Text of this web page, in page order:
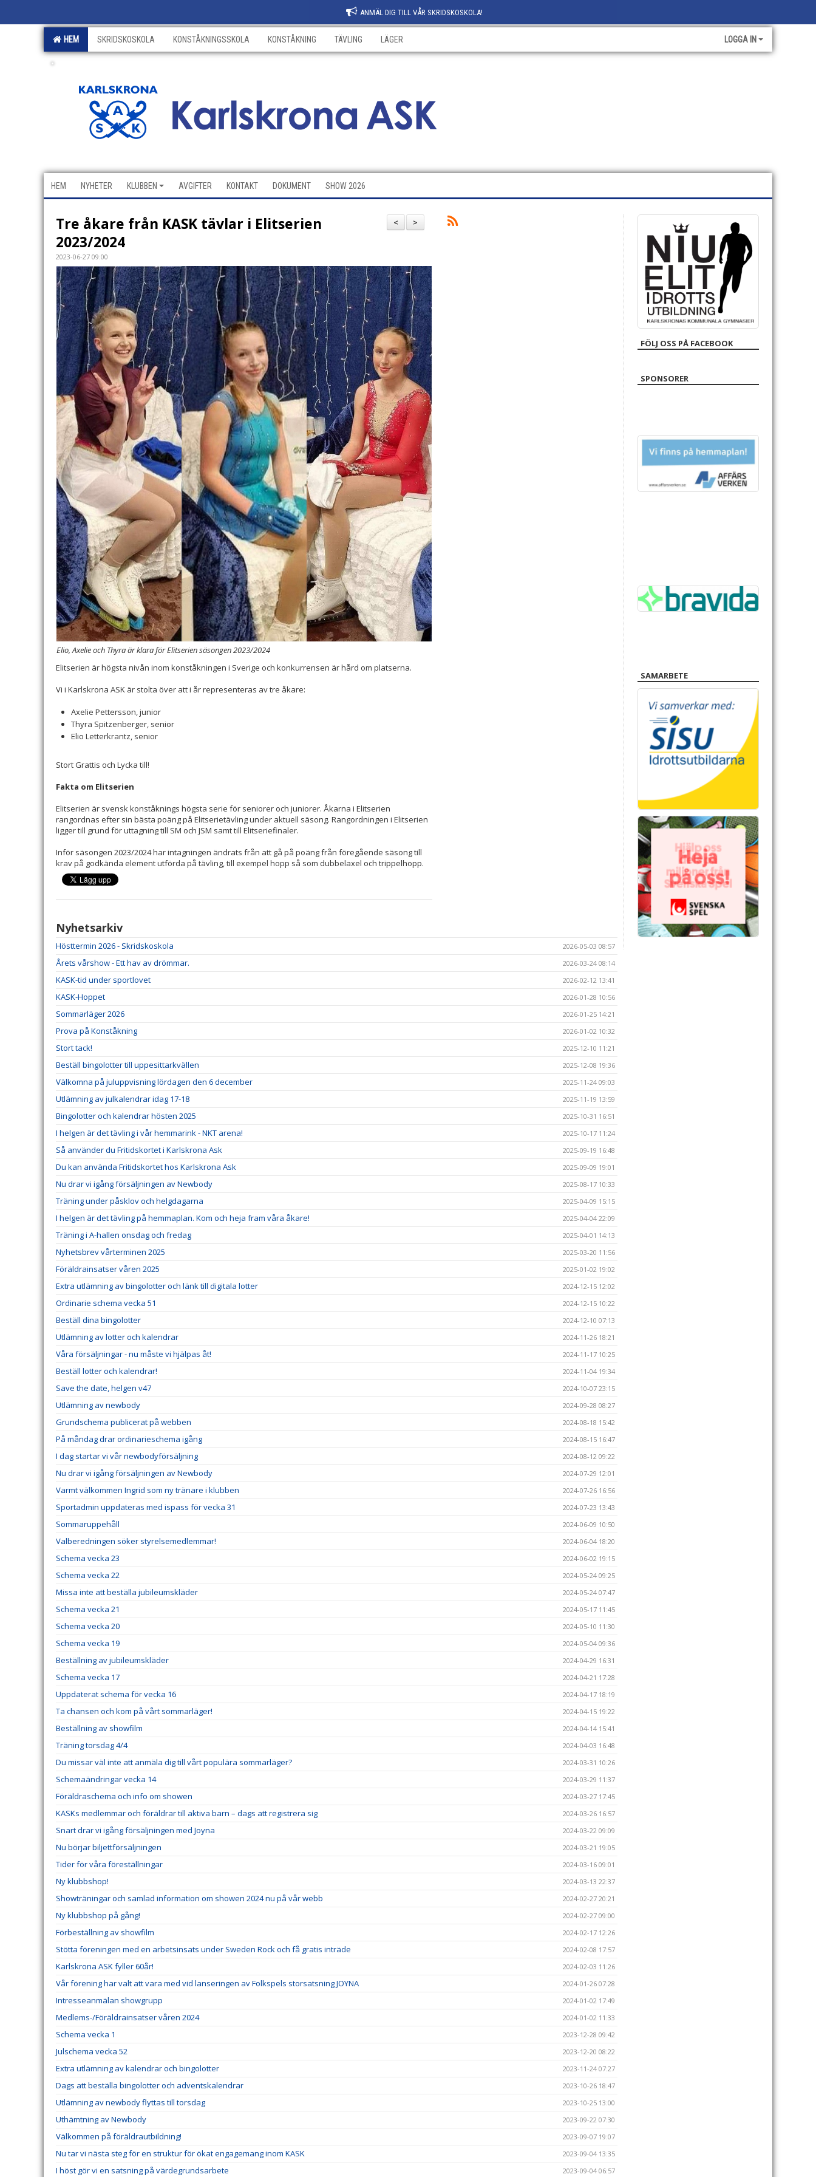
ANMÄL DIG TILL VÅR SKRIDSKOSKOLA!
HEM SKRIDSKOSKOLA KONSTÅKNINGSSKOLA KONSTÅKNING TÄVLING LÄGER LOGGA IN
.
HEM NYHETER KLUBBEN AVGIFTER KONTAKT DOKUMENT SHOW 2026
>
<
Tre åkare från KASK tävlar i Elitserien
2023/2024
2023-06-27 09:00
Elio, Axelie och Thyra är klara för Elitserien säsongen 2023/2024
Elitserien är högsta nivån inom konståkningen i Sverige och konkurrensen är hård om platserna.
Vi i Karlskrona ASK är stolta över att i år representeras av tre åkare:
Axelie Pettersson, junior
Thyra Spitzenberger, senior
Elio Letterkrantz, senior
Stort Grattis och Lycka till!
Fakta om Elitserien
Elitserien är svensk konståknings högsta serie för seniorer och juniorer. Åkarna i Elitserien
rangordnas efter sin bästa poäng på Elitserietävling under aktuell säsong. Rangordningen i Elitserien
ligger till grund för uttagning till SM och JSM samt till Elitseriefinaler.
Inför säsongen 2023/2024 har intagningen ändrats från att gå på poäng från föregående säsong till
krav på godkända element utförda på tävling, till exempel hopp så som dubbelaxel och trippelhopp.
Nyhetsarkiv
Hösttermin 2026 - Skridskoskola 2026-05-03 08:57
Årets vårshow - Ett hav av drömmar. 2026-03-24 08:14
KASK-tid under sportlovet 2026-02-12 13:41
KASK-Hoppet 2026-01-28 10:56
Sommarläger 2026 2026-01-25 14:21
Prova på Konståkning 2026-01-02 10:32
Stort tack! 2025-12-10 11:21
Beställ bingolotter till uppesittarkvällen 2025-12-08 19:36
Välkomna på juluppvisning lördagen den 6 december 2025-11-24 09:03
Utlämning av julkalendrar idag 17-18 2025-11-19 13:59
Bingolotter och kalendrar hösten 2025 2025-10-31 16:51
I helgen är det tävling i vår hemmarink - NKT arena! 2025-10-17 11:24
Så använder du Fritidskortet i Karlskrona Ask 2025-09-19 16:48
Du kan använda Fritidskortet hos Karlskrona Ask 2025-09-09 19:01
Nu drar vi igång försäljningen av Newbody 2025-08-17 10:33
Träning under påsklov och helgdagarna 2025-04-09 15:15
I helgen är det tävling på hemmaplan. Kom och heja fram våra åkare! 2025-04-04 22:09
Träning i A-hallen onsdag och fredag 2025-04-01 14:13
Nyhetsbrev vårterminen 2025 2025-03-20 11:56
Föräldrainsatser våren 2025 2025-01-02 19:02
Extra utlämning av bingolotter och länk till digitala lotter 2024-12-15 12:02
Ordinarie schema vecka 51 2024-12-15 10:22
Beställ dina bingolotter 2024-12-10 07:13
Utlämning av lotter och kalendrar 2024-11-26 18:21
Våra försäljningar - nu måste vi hjälpas åt! 2024-11-17 10:25
Beställ lotter och kalendrar! 2024-11-04 19:34
Save the date, helgen v47 2024-10-07 23:15
Utlämning av newbody 2024-09-28 08:27
Grundschema publicerat på webben 2024-08-18 15:42
På måndag drar ordinarieschema igång 2024-08-15 16:47
I dag startar vi vår newbodyförsäljning 2024-08-12 09:22
Nu drar vi igång försäljningen av Newbody 2024-07-29 12:01
Varmt välkommen Ingrid som ny tränare i klubben 2024-07-26 16:56
Sportadmin uppdateras med ispass för vecka 31 2024-07-23 13:43
Sommaruppehåll 2024-06-09 10:50
Valberedningen söker styrelsemedlemmar! 2024-06-04 18:20
Schema vecka 23 2024-06-02 19:15
Schema vecka 22 2024-05-24 09:25
Missa inte att beställa jubileumskläder 2024-05-24 07:47
Schema vecka 21 2024-05-17 11:45
Schema vecka 20 2024-05-10 11:30
Schema vecka 19 2024-05-04 09:36
Beställning av jubileumskläder 2024-04-29 16:31
Schema vecka 17 2024-04-21 17:28
Uppdaterat schema för vecka 16 2024-04-17 18:19
Ta chansen och kom på vårt sommarläger! 2024-04-15 19:22
Beställning av showfilm 2024-04-14 15:41
Träning torsdag 4/4 2024-04-03 16:48
Du missar väl inte att anmäla dig till vårt populära sommarläger? 2024-03-31 10:26
Schemaändringar vecka 14 2024-03-29 11:37
Föräldraschema och info om showen 2024-03-27 17:45
KASKs medlemmar och föräldrar till aktiva barn – dags att registrera sig 2024-03-26 16:57
Snart drar vi igång försäljningen med Joyna 2024-03-22 09:09
Nu börjar biljettförsäljningen 2024-03-21 19:05
Tider för våra föreställningar 2024-03-16 09:01
Ny klubbshop! 2024-03-13 22:37
Showträningar och samlad information om showen 2024 nu på vår webb 2024-02-27 20:21
Ny klubbshop på gång! 2024-02-27 09:00
Förbeställning av showfilm 2024-02-17 12:26
Stötta föreningen med en arbetsinsats under Sweden Rock och få gratis inträde 2024-02-08 17:57
Karlskrona ASK fyller 60år! 2024-02-03 11:26
Vår förening har valt att vara med vid lanseringen av Folkspels storsatsning JOYNA 2024-01-26 07:28
Intresseanmälan showgrupp 2024-01-02 17:49
Medlems-/Föräldrainsatser våren 2024 2024-01-02 11:33
Schema vecka 1 2023-12-28 09:42
Julschema vecka 52 2023-12-20 08:22
Extra utlämning av kalendrar och bingolotter 2023-11-24 07:27
Dags att beställa bingolotter och adventskalendrar 2023-10-26 18:47
Utlämning av newbody flyttas till torsdag 2023-10-25 13:00
Uthämtning av Newbody 2023-09-22 07:30
Välkommen på föräldrautbildning! 2023-09-07 19:07
Nu tar vi nästa steg för en struktur för ökat engagemang inom KASK 2023-09-04 13:35
I höst gör vi en satsning på värdegrundsarbete 2023-09-04 06:57
FÖLJ OSS PÅ FACEBOOK
SPONSORER
SAMARBETE